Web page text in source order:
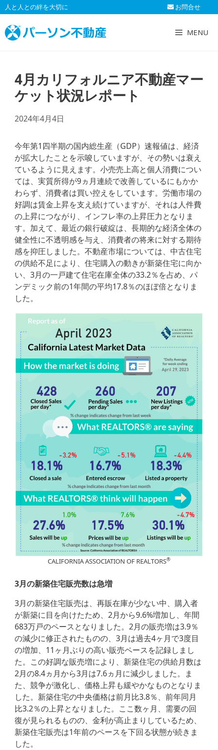
コ
ン
テ
ン
人と人との絆を大切に お問合せ
MENU
4月カリフォルニア不動産マー
ケット状況レポート
2024年4月4日
今年第1四半期の国内総生産（GDP）速報値は、経済
が拡大したことを示唆していますが、その勢いは衰え
ているように見えます。小売売上高と個人消費につい
ては、実質所得が9ヵ月連続で改善しているにもかか
わらず、消費者は買い控えをしています。労働市場の
好調は賃金上昇を支え続けていますが、それは人件費
の上昇につながり、インフレ率の上昇圧力となりま
す。加えて、最近の銀行破綻は、長期的な経済全体の
健全性に不透明感を与え、消費者の将来に対する期待
感を抑圧しました。不動産市場については、中古住宅
の供給不足により、住宅購入の動きが新築住宅に向か
い、3月の一戸建て住宅在庫全体の33.2％を占め、パ
ンデミック前の1年間の平均17.8％のほぼ倍となりま
した。
CALIFORNIA ASSOCIATION OF REALTORS®
3月の新築住宅販売数は急増
3月の新築住宅販売は、再販在庫が少ない中、購入者
が新築に目を向けたため、2月から9.6%増加し、年間
683万戸のペースとなりました。2月の販売増は3.9％
の減少に修正されたものの、3月は過去4ヶ月で3度目
の増加、11ヶ月ぶりの高い販売ペースを記録しまし
た。この好調な販売増により、新築住宅の供給月数は
2月の8.4ヵ月から3月は7.6ヵ月に減少しました。ま
た、競争が激化し、価格上昇も緩やかなものとなりま
した。新築住宅の中央価格は前月比3.8％、前年同月
比3.2％の上昇となりました。ここ数ヶ月、需要の回
復が見られるものの、金利が高止まりしているため、
新築住宅販売は1年前のペースを下回る状態が続きま
した。